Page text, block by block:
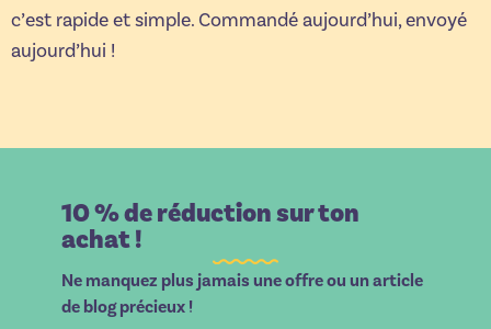
c’est rapide et simple. Commandé aujourd’hui, envoyé
aujourd’hui !
10 % de réduction sur ton
achat !
Ne manquez plus jamais une offre ou un article
de blog précieux !